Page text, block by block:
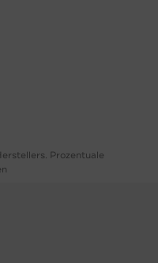
Prozentuale